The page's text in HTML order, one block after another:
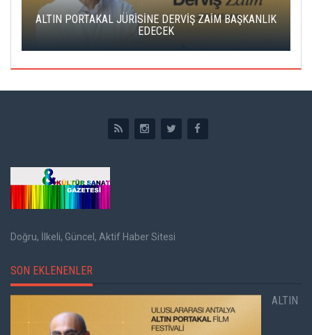
ALTIN PORTAKAL JÜRİSİNE DERVİŞ ZAİM BAŞKANLIK
EDECEK
Doğru, İlkeli, Güncel, Aktif Haber Sitesi
SON EKLENENLER
ALTIN